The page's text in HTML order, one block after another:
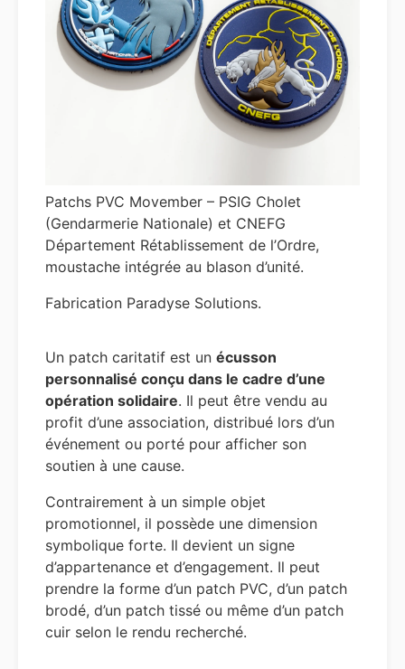
Patchs PVC Movember – PSIG Cholet
(Gendarmerie Nationale) et CNEFG
Département Rétablissement de l’Ordre,
moustache intégrée au blason d’unité.
Fabrication Paradyse Solutions.
Un patch caritatif est un écusson
personnalisé conçu dans le cadre d’une
opération solidaire. Il peut être vendu au
profit d’une association, distribué lors d’un
événement ou porté pour afficher son
soutien à une cause.
Contrairement à un simple objet
promotionnel, il possède une dimension
symbolique forte. Il devient un signe
d’appartenance et d’engagement. Il peut
prendre la forme d’un patch PVC, d’un patch
brodé, d’un patch tissé ou même d’un patch
cuir selon le rendu recherché.